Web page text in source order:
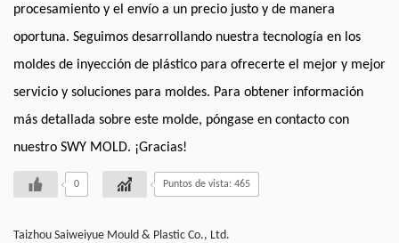
procesamiento y el envío a un precio justo y de manera
oportuna. Seguimos desarrollando nuestra tecnología en los
moldes de inyección de plástico para ofrecerte el mejor y mejor
servicio y soluciones para moldes. Para obtener información
más detallada sobre este molde, póngase en contacto con
nuestro SWY MOLD. ¡Gracias!
0 Puntos de vista: 465
Taizhou Saiweiyue Mould & Plastic Co., Ltd.